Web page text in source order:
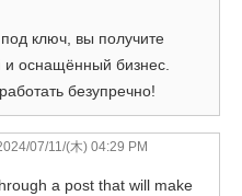
ключ, вы получите
и оснащённый бизнес.
безупречно!
07/11/(木) 04:29 PM
a post that will make